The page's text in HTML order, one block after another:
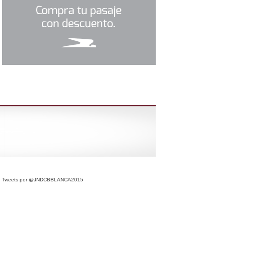
Tweets por @JNDCBBLANCA2015